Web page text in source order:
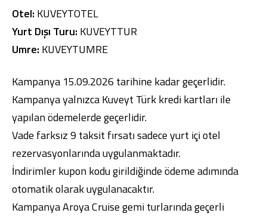
Otel: KUVEYTOTEL
Yurt Dışı Turu: KUVEYTTUR
Umre: KUVEYTUMRE
Kampanya 15.09.2026 tarihine kadar geçerlidir.
Kampanya yalnızca Kuveyt Türk kredi kartları ile
yapılan ödemelerde geçerlidir.
Vade farksız 9 taksit fırsatı sadece yurt içi otel
rezervasyonlarında uygulanmaktadır.
İndirimler kupon kodu girildiğinde ödeme adımında
otomatik olarak uygulanacaktır.
Kampanya Aroya Cruise gemi turlarında geçerli